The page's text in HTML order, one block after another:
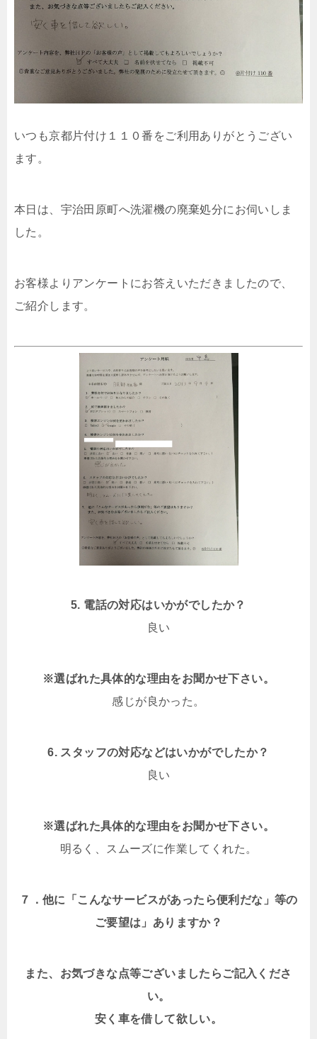
いつも京都片付け１１０番をご利用ありがとうござい
ます。
本日は、宇治田原町へ洗濯機の廃棄処分にお伺いしま
した。
お客様よりアンケートにお答えいただきましたので、
ご紹介します。
5. 電話の対応はいかがでしたか？
良い
※選ばれた具体的な理由をお聞かせ下さい。
感じが良かった。
6. スタッフの対応などはいかがでしたか？
良い
※選ばれた具体的な理由をお聞かせ下さい。
明るく、スムーズに作業してくれた。
７．他に「こんなサービスがあったら便利だな」等の
ご要望は」ありますか？
また、お気づきな点等ございましたらご記入くださ
い。
安く車を借して欲しい。